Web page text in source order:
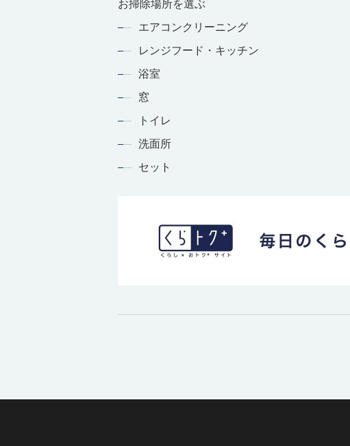
お掃除場所を選ぶ
エアコンクリーニング
レンジフード・キッチン
浴室
窓
トイレ
洗面所
セット